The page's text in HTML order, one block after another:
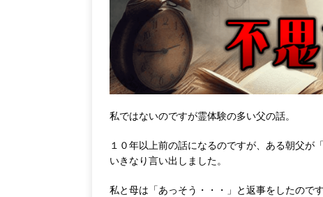
私ではないのですが霊体験の多い父の話。
１０年以上前の話になるのですが、ある朝父が
いきなり言い出しました。
私と母は「あっそう・・・」と返事をしたので